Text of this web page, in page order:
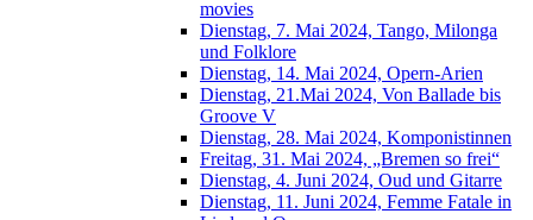
movies
Dienstag, 7. Mai 2024, Tango, Milonga
und Folklore
Dienstag, 14. Mai 2024, Opern-Arien
Dienstag, 21.Mai 2024, Von Ballade bis
Groove V
Dienstag, 28. Mai 2024, Komponistinnen
Freitag, 31. Mai 2024, „Bremen so frei“
Dienstag, 4. Juni 2024, Oud und Gitarre
Dienstag, 11. Juni 2024, Femme Fatale in